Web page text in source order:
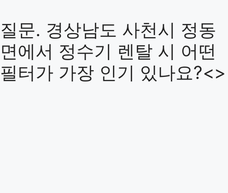
질문. 경상남도 사천시 정동
면에서 정수기 렌탈 시 어떤
필터가 가장 인기 있나요?<>